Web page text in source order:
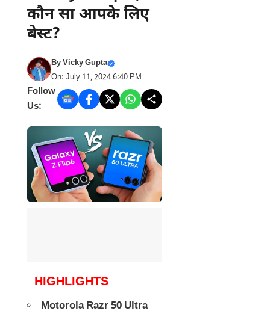
कौन सा आपके लिए
बेस्ट?
ByVicky Gupta
On: July 11, 2024 6:40 PM
Follow
Us:
HIGHLIGHTS
Motorola Razr 50 Ultra